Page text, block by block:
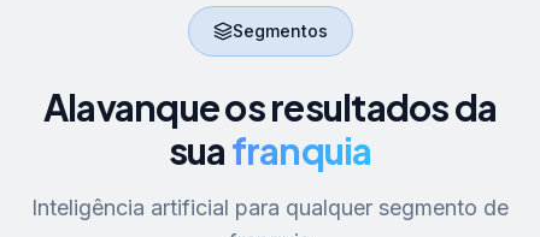
Segmentos
Alavanque os resultados da
suafranquia
Inteligência artificial para qualquer segmento de